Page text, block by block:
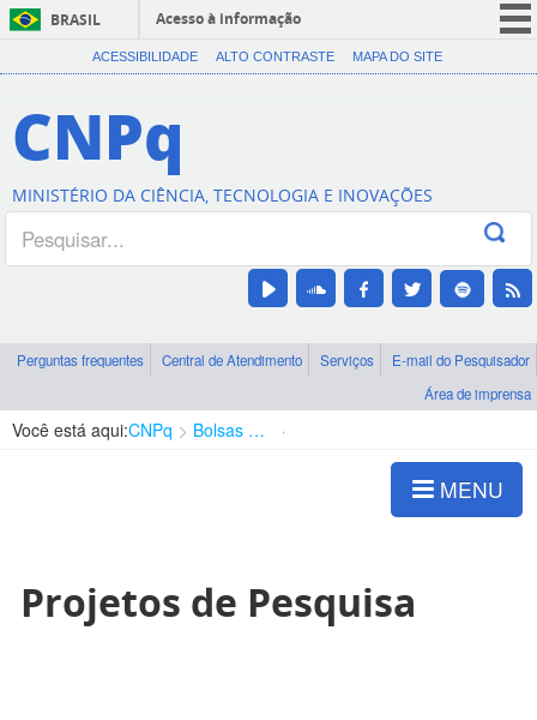
BRASIL
Acesso à informação
CORONAVÍRUS (COVID-19)
Canais
ACESSIBILIDADE ALTO CONTRASTE MAPA DO SITE
CNPq
MINISTÉRIO DA CIÊNCIA, TECNOLOGIA E INOVAÇÕES
Perguntas frequentes Central de Atendimento Serviços
E-mail do Pesquisador
Área de imprensa
Você está aqui:CNPq Bolsas e Auxílios Vigentes
MENU
Projetos de Pesquisa